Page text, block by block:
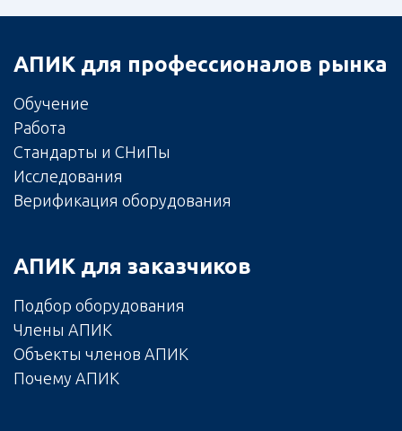
АПИК для профессионалов рынка
Обучение
Работа
Стандарты и СНиПы
Исследования
Верификация оборудования
АПИК для заказчиков
Подбор оборудования
Члены АПИК
Объекты членов АПИК
Почему АПИК